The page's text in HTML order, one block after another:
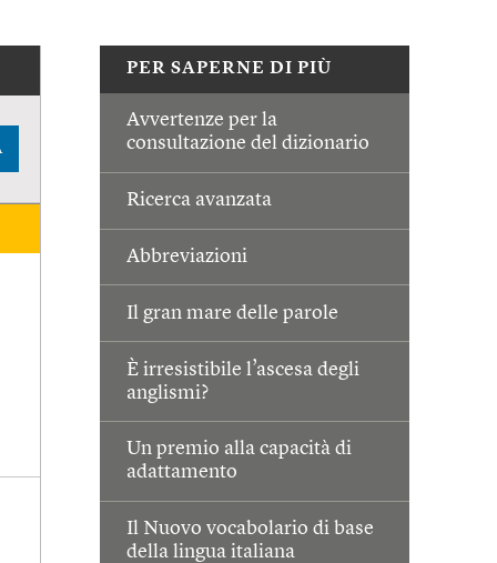
PER SAPERNE DI PIÙ
Avvertenze per la
consultazione del dizionario
Ricerca avanzata
Abbreviazioni
Il gran mare delle parole
È irresistibile l’ascesa degli
anglismi?
Un premio alla capacità di
adattamento
Il Nuovo vocabolario di base
della lingua italiana